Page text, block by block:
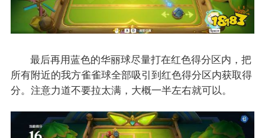
最后再用蓝色的华丽球尽量打在红色得分区内，把
所有附近的我方雀雀球全部吸引到红色得分区内获取得
分。注意力道不要拉太满，大概一半左右就可以。